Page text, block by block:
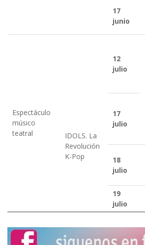
17
junio
Espectáculo
músico
teatral
IDOLS. La
Revolución
K-Pop
12
julio
17
julio
18
julio
19
julio